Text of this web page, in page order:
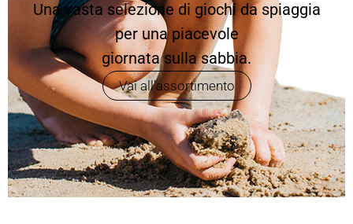
Una vasta selezione di giochi da spiaggia
per una piacevole
giornata sulla sabbia.
Vai all'assortimento